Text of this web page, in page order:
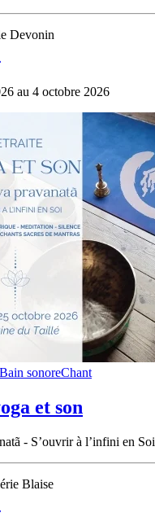
Devonin
au 4 octobre 2026
Bain sonoreChant
et son
- S’ouvrir à l’infini en Soi
Blaise